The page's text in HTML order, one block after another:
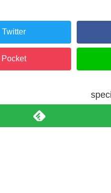
Twitter
Pocket